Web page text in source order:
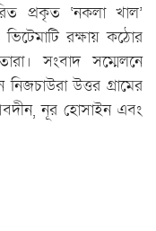
প্রকৃত ‘নকলা খাল’
রক্ষায় কঠোর
সংবাদ সম্মেলনে
উত্তর গ্রামের
নূর হোসাইন এবং